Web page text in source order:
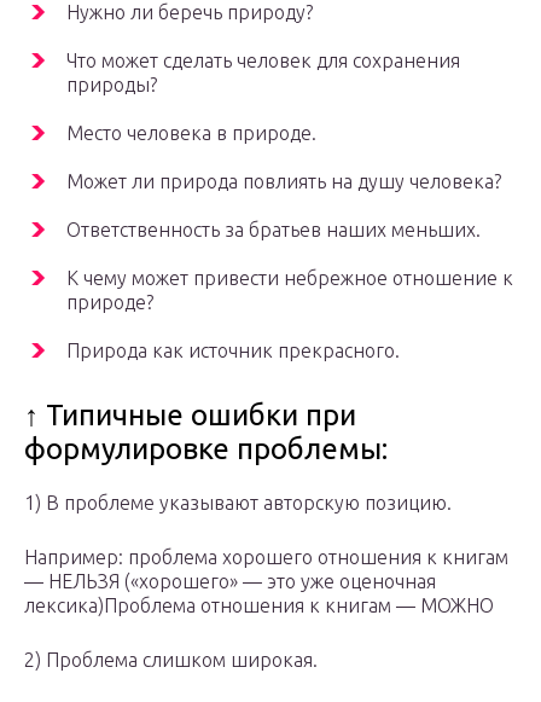
Нужно ли беречь природу?
Что может сделать человек для сохранения
природы?
Место человека в природе.
Может ли природа повлиять на душу человека?
Ответственность за братьев наших меньших.
К чему может привести небрежное отношение к
природе?
Природа как источник прекрасного.
↑ Типичные ошибки при
формулировке проблемы:
1) В проблеме указывают авторскую позицию.
Например: проблема хорошего отношения к книгам
— НЕЛЬЗЯ («хорошего» — это уже оценочная
лексика)Проблема отношения к книгам — МОЖНО
2) Проблема слишком широкая.